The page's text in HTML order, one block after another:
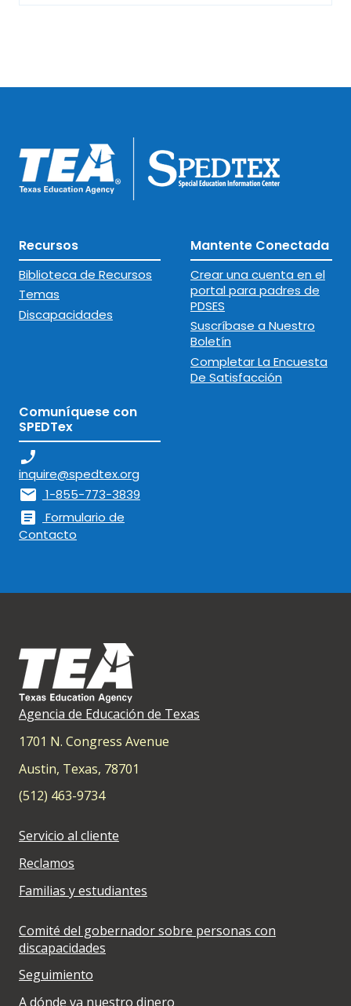
Recursos
Biblioteca de Recursos
Temas
Discapacidades
Mantente Conectada
Crear una cuenta en el
portal para padres de
PDSES
Suscríbase a Nuestro
Boletín
Completar La Encuesta
De Satisfacción
Comuníquese con
SPEDTex
phone_enabled
inquire@spedtex.org
mail 1-855-773-3839
article
Formulario de
Contacto
Agencia de Educación de Texas
1701 N. Congress Avenue
Austin, Texas, 78701
(512) 463-9734
Servicio al cliente
Reclamos
Familias y estudiantes
Comité del gobernador sobre personas con
discapacidades
Seguimiento
A dónde va nuestro dinero